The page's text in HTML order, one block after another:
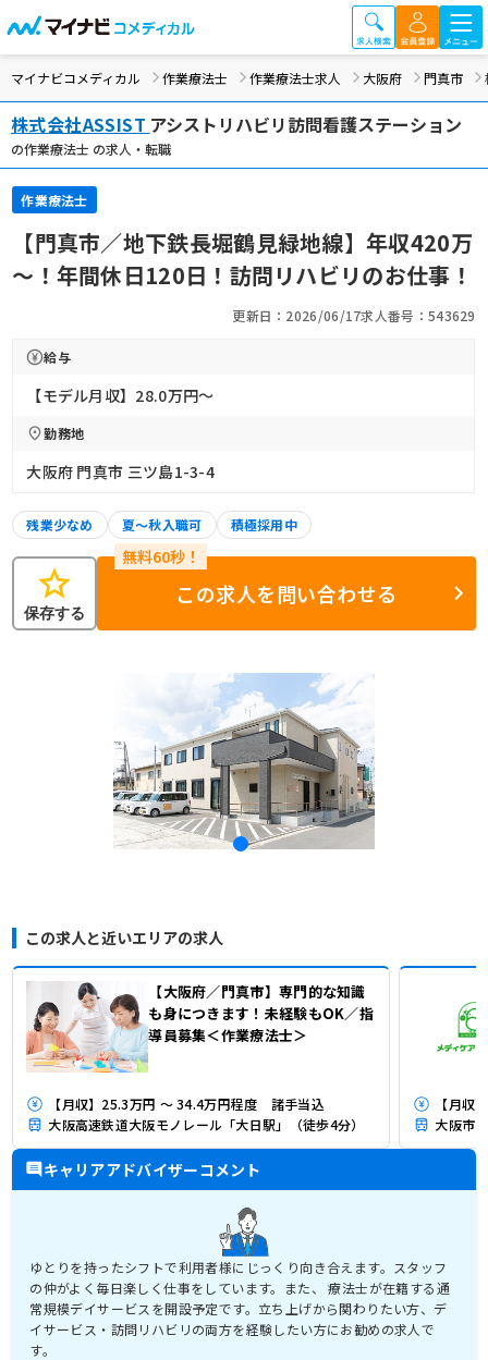
マイナビコメディカル 作業療法士 作業療法士求人 大阪府 門真市
株式会社ASSIST アシストリハビリ訪問看護ステーション
の作業療法士 の求人・転職
作業療法士
【門真市／地下鉄長堀鶴見緑地線】年収420万
～！年間休日120日！訪問リハビリのお仕事！
更新日：2026/06/17求人番号：543629
給与
【モデル月収】28.0万円〜
勤務地
大阪府 門真市 三ツ島1-3-4
残業少なめ 夏～秋入職可 積極採用中
star
保存する
この求人を問い合わせる
この求人と近いエリアの求人
【大阪府／門真市】専門的な知識
も身につきます！未経験もOK／指
導員募集＜作業療法士＞
【月収】25.3万円 ～ 34.4万円程度 諸手当込
大阪高速鉄道大阪モノレール「大日駅」（徒歩4分）
【月収
大阪市
キャリアアドバイザーコメント
ゆとりを持ったシフトで利用者様にじっくり向き合えます。スタッフ
の仲がよく毎日楽しく仕事をしています。また、 療法士が在籍する通
常規模デイサービスを開設予定です。立ち上げから関わりたい方、デ
イサービス・訪問リハビリの両方を経験したい方にお勧めの求人で
す。